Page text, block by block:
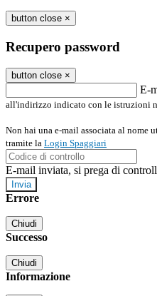
button close ×
Recupero password
button close ×
E-
all'indirizzo indicato con le istruzioni
Non hai una e-mail associata al nome
tramite la Login Spaggiari
E-mail inviata, si prega di
Errore
Chiudi
Successo
Chiudi
Informazione